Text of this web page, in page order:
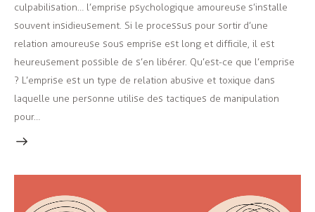
culpabilisation… l’emprise psychologique amoureuse s’installe
souvent insidieusement. Si le processus pour sortir d’une
relation amoureuse sous emprise est long et difficile, il est
heureusement possible de s’en libérer. Qu’est-ce que l’emprise
? L’emprise est un type de relation abusive et toxique dans
laquelle une personne utilise des tactiques de manipulation
pour…